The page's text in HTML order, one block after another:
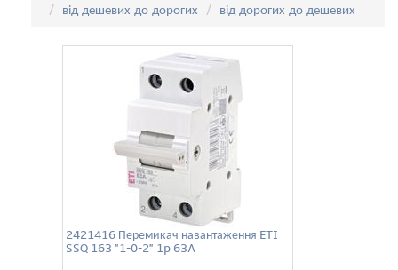
від дешевих до дорогих
від дорогих до дешевих
2421416 Перемикач навантаження ETI
SSQ 163 "1-0-2" 1p 63A